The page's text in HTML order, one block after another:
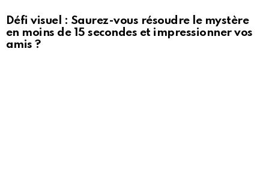
Défi visuel : Saurez-vous résoudre le mystère
en moins de 15 secondes et impressionner vos
amis ?